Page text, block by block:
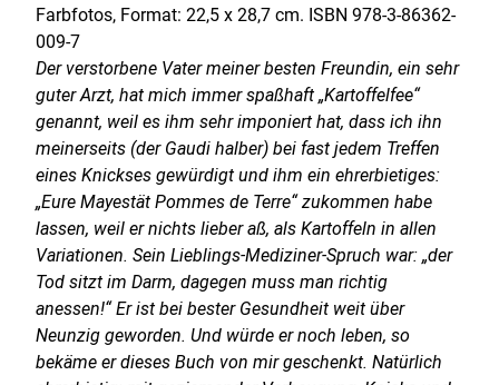
Farbfotos, Format: 22,5 x 28,7 cm. ISBN 978-3-86362-
009-7
Der verstorbene Vater meiner besten Freundin, ein sehr
guter Arzt, hat mich immer spaßhaft „Kartoffelfee“
genannt, weil es ihm sehr imponiert hat, dass ich ihn
meinerseits (der Gaudi halber) bei fast jedem Treffen
eines Knickses gewürdigt und ihm ein ehrerbietiges:
„Eure Mayestät Pommes de Terre“ zukommen habe
lassen, weil er nichts lieber aß, als Kartoffeln in allen
Variationen. Sein Lieblings-Mediziner-Spruch war: „der
Tod sitzt im Darm, dagegen muss man richtig
anessen!“ Er ist bei bester Gesundheit weit über
Neunzig geworden. Und würde er noch leben, so
bekäme er dieses Buch von mir geschenkt. Natürlich